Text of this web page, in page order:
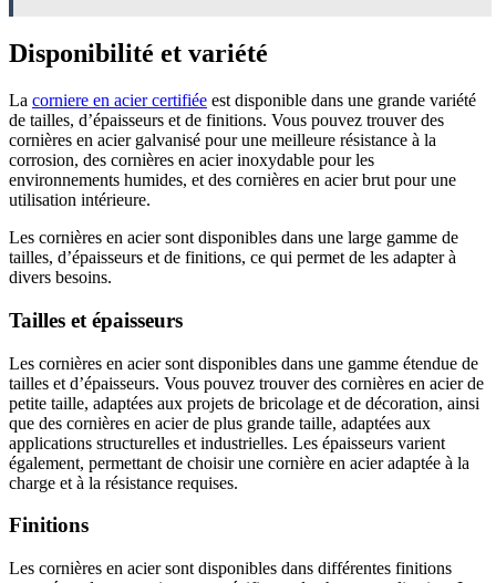
Disponibilité et variété
La corniere en acier certifiée est disponible dans une grande variété
de tailles, d’épaisseurs et de finitions. Vous pouvez trouver des
cornières en acier galvanisé pour une meilleure résistance à la
corrosion, des cornières en acier inoxydable pour les
environnements humides, et des cornières en acier brut pour une
utilisation intérieure.
Les cornières en acier sont disponibles dans une large gamme de
tailles, d’épaisseurs et de finitions, ce qui permet de les adapter à
divers besoins.
Tailles et épaisseurs
Les cornières en acier sont disponibles dans une gamme étendue de
tailles et d’épaisseurs. Vous pouvez trouver des cornières en acier de
petite taille, adaptées aux projets de bricolage et de décoration, ainsi
que des cornières en acier de plus grande taille, adaptées aux
applications structurelles et industrielles. Les épaisseurs varient
également, permettant de choisir une cornière en acier adaptée à la
charge et à la résistance requises.
Finitions
Les cornières en acier sont disponibles dans différentes finitions